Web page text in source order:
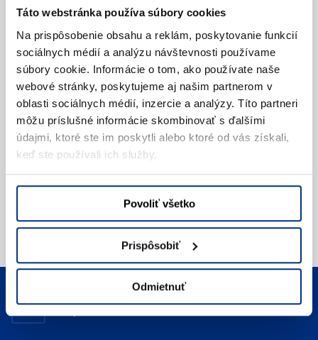
Táto webstránka používa súbory cookies
Na prispôsobenie obsahu a reklám, poskytovanie funkcií
sociálnych médií a analýzu návštevnosti používame
súbory cookie. Informácie o tom, ako používate naše
webové stránky, poskytujeme aj našim partnerom v
oblasti sociálnych médií, inzercie a analýzy. Títo partneri
môžu príslušné informácie skombinovať s ďalšími
údajmi, ktoré ste im poskytli alebo ktoré od vás získali,
keď ste používali ich služby.
Povoliť všetko
Prispôsobiť
Odmietnuť
Zavolajte nám
Napíšte nám (e-mail)